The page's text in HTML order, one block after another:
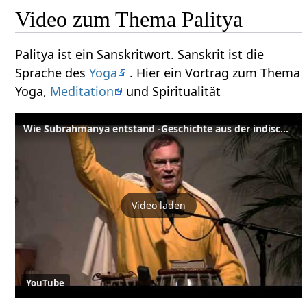
Video zum Thema Palitya
Palitya ist ein Sanskritwort. Sanskrit ist die
Sprache desYoga
. Hier ein Vortrag zum Thema
Yoga, Meditation und Spiritualität
Wie Subrahmanya entstand -Geschichte aus der indischen Mythologie
Video laden
YouTube